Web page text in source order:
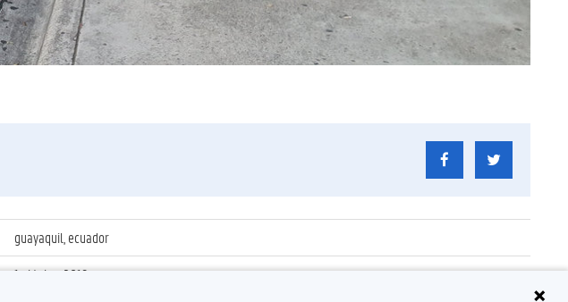
guayaquil, ecuador
1 oktober 2019